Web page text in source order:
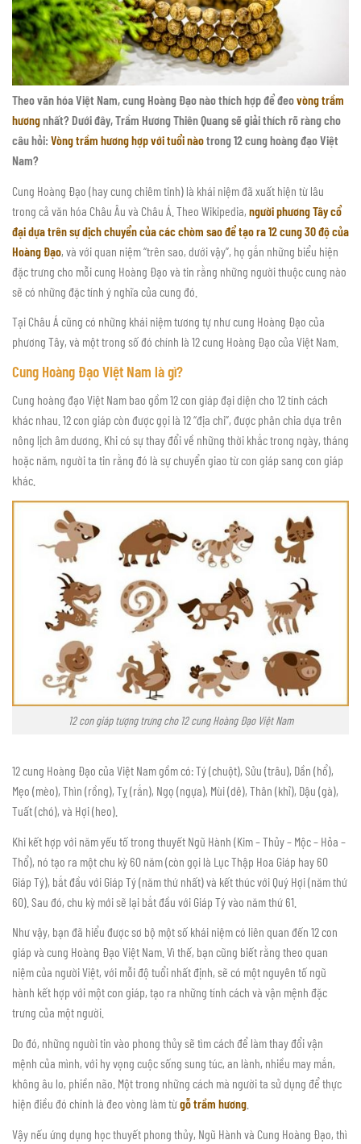
Theo văn hóa Việt Nam, cung Hoàng Đạo nào thích hợp để đeovòng trầm
hươngnhất? Dưới đây, Trầm Hương Thiên Quang sẽ giải thích rõ ràng cho
câu hỏi: Vòng trầm hương hợp với tuổi nàotrong 12 cung hoàng đạo Việt
Nam?
Cung Hoàng Đạo (hay cung chiêm tinh) là khái niệm đã xuất hiện từ lâu
trong cả văn hóa Châu Âu và Châu Á. Theo Wikipedia, người phương Tây cổ
đại dựa trên sự dịch chuyển của các chòm sao để tạo ra 12 cung 30 độ của
Hoàng Đạo, và với quan niệm “trên sao, dưới vậy”, họ gắn những biểu hiện
đặc trưng cho mỗi cung Hoàng Đạo và tin rằng những người thuộc cung nào
sẽ có những đặc tính ý nghĩa của cung đó.
Tại Châu Á cũng có những khái niệm tương tự như cung Hoàng Đạo của
phương Tây, và một trong số đó chính là 12 cung Hoàng Đạo của Việt Nam.
Cung Hoàng Đạo Việt Nam là gì?
Cung hoàng đạo Việt Nam bao gồm 12 con giáp đại diện cho 12 tính cách
khác nhau. 12 con giáp còn được gọi là 12 “địa chi”, được phân chia dựa trên
nông lịch âm dương. Khi có sự thay đổi về những thời khắc trong ngày, tháng
hoặc năm, người ta tin rằng đó là sự chuyển giao từ con giáp sang con giáp
khác.
12 con giáp tượng trưng cho 12 cung Hoàng Đạo Việt Nam
12 cung Hoàng Đạo của Việt Nam gồm có: Tý (chuột), Sửu (trâu), Dần (hổ),
Mẹo (mèo), Thìn (rồng), Tỵ (rắn), Ngọ (ngựa), Mùi (dê), Thân (khỉ), Dậu (gà),
Tuất (chó), và Hợi (heo).
Khi kết hợp với năm yếu tố trong thuyết Ngũ Hành (Kim – Thủy – Mộc – Hỏa –
Thổ), nó tạo ra một chu kỳ 60 năm (còn gọi là Lục Thập Hoa Giáp hay 60
Giáp Tý), bắt đầu với Giáp Tý (năm thứ nhất) và kết thúc với Quý Hợi (năm thứ
60). Sau đó, chu kỳ mới sẽ lại bắt đầu với Giáp Tý vào năm thứ 61.
Như vậy, bạn đã hiểu được sơ bộ một số khái niệm có liên quan đến 12 con
giáp và cung Hoàng Đạo Việt Nam. Vì thế, bạn cũng biết rằng theo quan
niệm của người Việt, với mỗi độ tuổi nhất định, sẽ có một nguyên tố ngũ
hành kết hợp với một con giáp, tạo ra những tính cách và vận mệnh đặc
trưng của một người.
Do đó, những người tin vào phong thủy sẽ tìm cách để làm thay đổi vận
mệnh của mình, với hy vọng cuộc sống sung túc, an lành, nhiều may mắn,
không âu lo, phiền não. Một trong những cách mà người ta sử dụng để thực
hiện điều đó chính là đeo vòng làm từgỗ trầm hương
Vậy nếu ứng dụng học thuyết phong thủy, Ngũ Hành và Cung Hoàng Đạo, thì